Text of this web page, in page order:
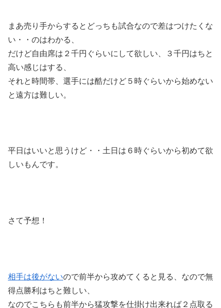
まあ売り手からするとどっちも試合なので差はつけたくな
い・・のはわかる、
だけど自由席は２千円ぐらいにして欲しい、３千円はちと
高い感じはする、
それと時間帯、選手には酷だけど５時ぐらいから始めない
と遠方は難しい。
平日はいいと思うけど・・土日は６時ぐらいから初めて欲
しいもんです。
さて予想！
相手は後がないので前半から攻めてくると見る、なので無
得点勝利はちと難しい、
なのでこちらも前半から猛攻撃を仕掛け出来れば２点取る